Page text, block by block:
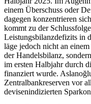
einem Überschuss oder
dagegen konzentrieren
kommt zu der
Leistungsbilanzdefizits in
läge jedoch nicht an
der Handelsbilanz,
im ersten Halbjahr durch
finanziert wurde.
Zentralbankreserven vor
devisenindizierten